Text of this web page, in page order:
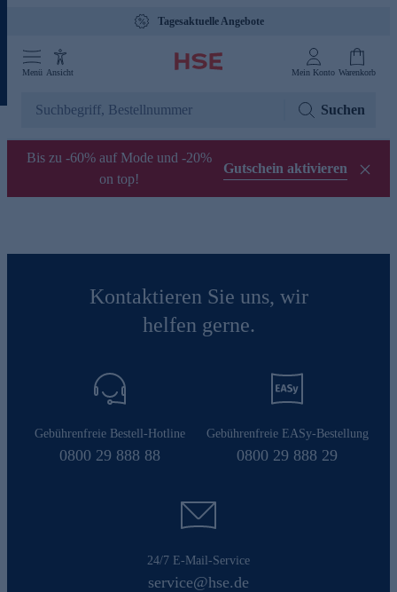
Tagesaktuelle Angebote
Menü Ansicht Mein Konto Warenkorb
Suchen
Bis zu -60% auf Mode und -20%
on top!
Gutschein aktivieren
Kontaktieren Sie uns, wir
helfen gerne.
Gebührenfreie Bestell-Hotline
0800 29 888 88
Gebührenfreie EASy-Bestellung
0800 29 888 29
24/7 E-Mail-Service
service@hse.de